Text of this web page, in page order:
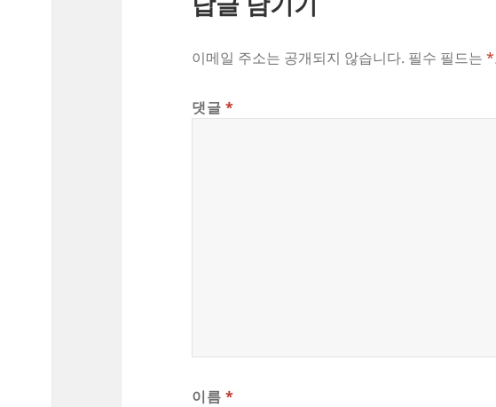
이메일 주소는 공개되지 않습니다. 필수 필드는*
댓글*
이름*